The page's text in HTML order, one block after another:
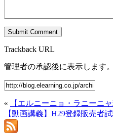
Trackback URL
管理者の承認後に表示します
«
【エルニーニョ・ラニーニ
【動画講義】H29登録販売者